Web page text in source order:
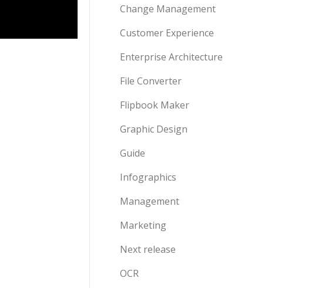
Change Management
Customer Experience
Enterprise Architecture
File Converter
Flipbook Maker
Graphic Design
Guide
Infographics
Management
Marketing
Next release
OCR